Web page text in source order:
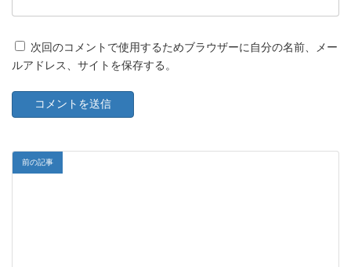
次回のコメントで使用するためブラウザーに自分の名前、メー
ルアドレス、サイトを保存する。
前の記事